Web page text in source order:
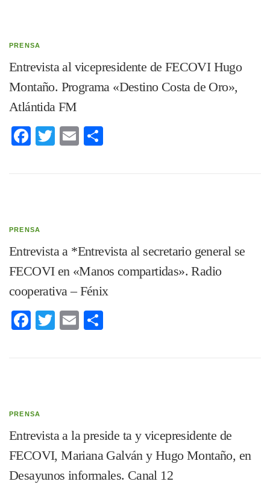
PRENSA
Entrevista al vicepresidente de FECOVI Hugo
Montaño. Programa «Destino Costa de Oro»,
Atlántida FM
Facebook
TwitterEmail
PRENSA
Entrevista a *Entrevista al secretario general se
FECOVI en «Manos compartidas». Radio
cooperativa – Fénix
Facebook
TwitterEmail
PRENSA
Entrevista a la preside ta y vicepresidente de
FECOVI, Mariana Galván y Hugo Montaño, en
Desayunos informales. Canal 12